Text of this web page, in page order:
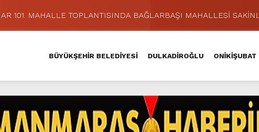
101. MAHALLE TOPLANTISINDA BAĞLARBAŞI MAHALLESİ
Murat Caddesi’nde Büyük Dönüşüm Başladı.
Büyükşehir’le Yenileniyor.
Kırsalında 45 Milyonluk Yol Yatırımını Tamamladı.
Yarışması’nda İkinci Etap Nefes Kesti.
Caddesi’nde Son Kat Asfalt Serimini Sürdürüyor.
Hacı Murat Caddesi’ni Asfalta Hazırlıyor.
Kırsalına Değer Katan Yol Yatırımı.
BÜYÜKŞEHİR BELEDİYESİ DULKADİROĞLU ONİKİŞUBAT